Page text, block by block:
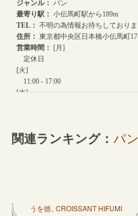
関連ランキング： パン
うを徳, CROISSANT HIFUMI